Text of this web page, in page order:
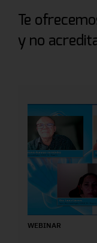
Te
y no
WEBINAR